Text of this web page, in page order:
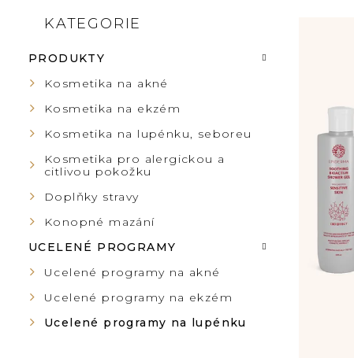
P
O
S
T
R
A
N
N
Í
Přeskočit
KATEGORIE
PRODUKTY
Kosmetika na akné
Kosmetika na ekzém
Kosmetika na lupénku, seboreu
Kosmetika pro alergickou a
citlivou pokožku
Doplňky stravy
Konopné mazání
UCELENÉ PROGRAMY
Ucelené programy na akné
Ucelené programy na ekzém
Ucelené programy na lupénku
R